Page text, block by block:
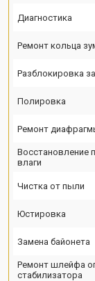
Диагностика
Ремонт кольца
Разблокировка
Полировка
Ремонт
Восстановление
влаги
Чистка от пыли
Юстировка
Замена байонета
Ремонт шлейфа
стабилизатора